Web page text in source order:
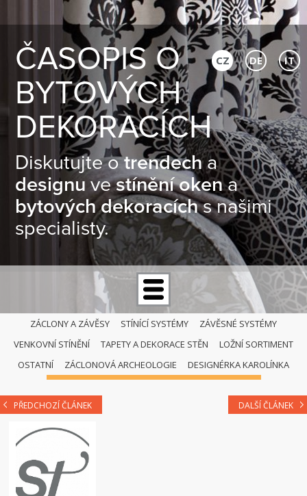
ČASOPIS O
BYTOVÝCH
DEKORACÍCH
Diskutujte otrendecha
designuvestínění okena
bytových dekoracíchs našimi
specialisty.
CZ DE IT
ZÁCLONY A ZÁVĚSY STÍNÍCÍ SYSTÉMY
ZÁVĚSNÉ SYSTÉMY
VENKOVNÍ STÍNĚNÍ
TAPETY A DEKORACE STĚN
LOŽNÍ SORTIMENT
OSTATNÍ
ZÁCLONOVÁ ARCHEOLOGIE DESIGNÉRKA KAROLÍNKA
DETAIL PROFILU
PŘEDCHOZÍ ČLÁNEK DALŠÍ ČLÁNEK